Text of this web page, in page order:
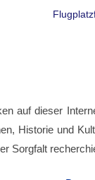
auf dieser
Historie und
Sorgfalt